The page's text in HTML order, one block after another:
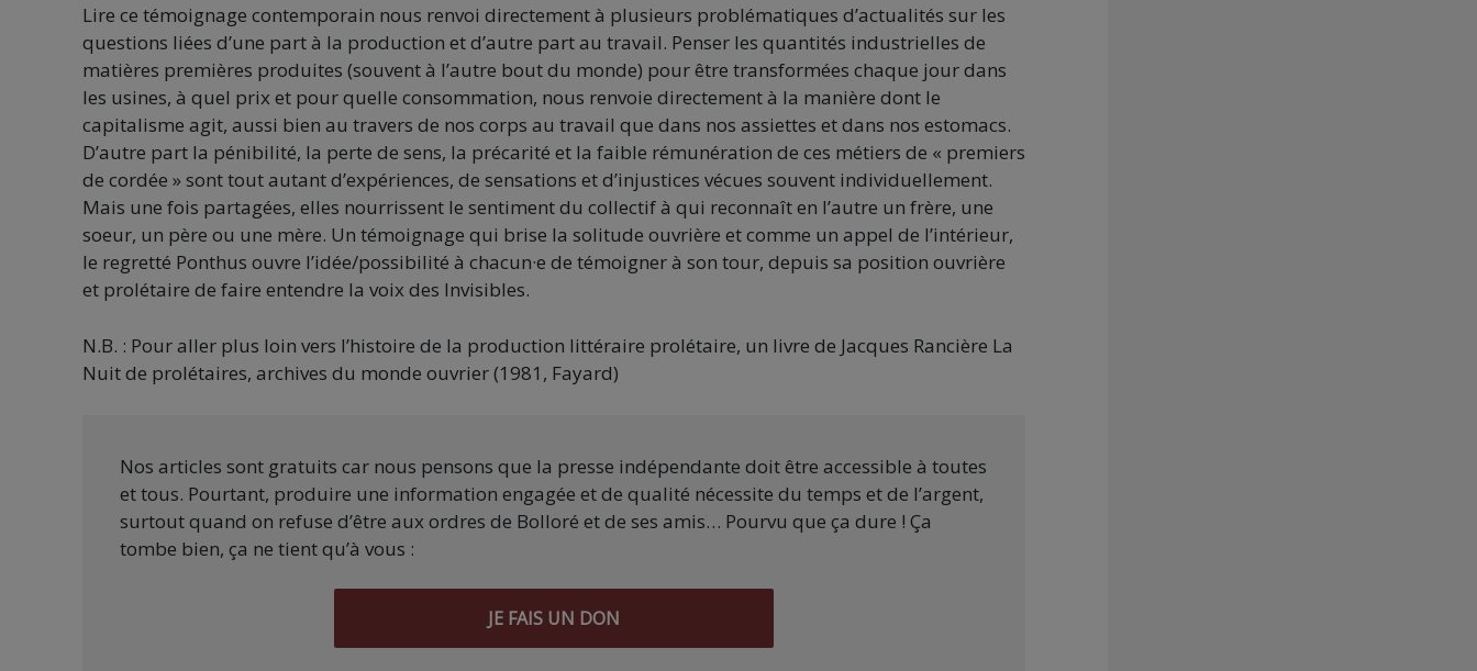
Lire ce témoignage contemporain nous renvoi directement à plusieurs problématiques d’actualités sur les
questions liées d’une part à la production et d’autre part au travail. Penser les quantités industrielles de
matières premières produites (souvent à l’autre bout du monde) pour être transformées chaque jour dans
les usines, à quel prix et pour quelle consommation, nous renvoie directement à la manière dont le
capitalisme agit, aussi bien au travers de nos corps au travail que dans nos assiettes et dans nos estomacs.
D’autre part la pénibilité, la perte de sens, la précarité et la faible rémunération de ces métiers de « premiers
de cordée » sont tout autant d’expériences, de sensations et d’injustices vécues souvent individuellement.
Mais une fois partagées, elles nourrissent le sentiment du collectif à qui reconnaît en l’autre un frère, une
soeur, un père ou une mère. Un témoignage qui brise la solitude ouvrière et comme un appel de l’intérieur,
le regretté Ponthus ouvre l’idée/possibilité à chacun·e de témoigner à son tour, depuis sa position ouvrière
et prolétaire de faire entendre la voix des Invisibles.
N.B. : Pour aller plus loin vers l’histoire de la production littéraire prolétaire, un livre de Jacques Rancière La
Nuit de prolétaires, archives du monde ouvrier (1981, Fayard)
Nos articles sont gratuits car nous pensons que la presse indépendante doit être accessible à toutes
et tous. Pourtant, produire une information engagée et de qualité nécessite du temps et de l’argent,
surtout quand on refuse d’être aux ordres de Bolloré et de ses amis… Pourvu que ça dure ! Ça
tombe bien, ça ne tient qu’à vous :
JE FAIS UN DON